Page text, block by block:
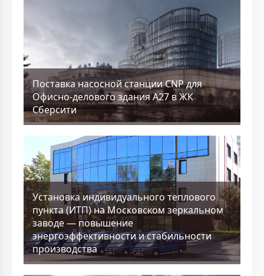
Поставка насосной станции CNP для
Офисно-делового здания А27 в ЖК
Сберсити
Установка индивидуального теплового
пункта (ИТП) на Московском зеркальном
заводе — повышение
энергоэффективности и стабильности
производства